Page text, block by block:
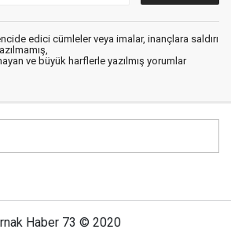
edici cümleler veya imalar, inançlara saldırı
ve büyük harflerle yazılmış yorumlar
Haber 73 © 2020